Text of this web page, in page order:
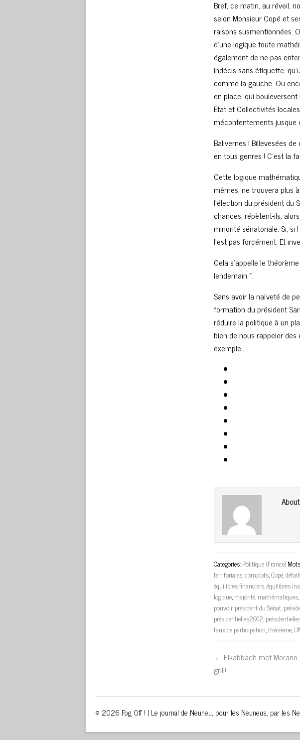
Bref, ce matin, au réveil,
selon Monsieur Copé et
raisons susmentionnées.
d’une logique toute
également de ne pas
indécis sans étiquette,
comme la gauche. Ou
en place, qui
Etat et Collectivités
mécontentements jusque
Balivernes ! Billevesées
en tous genres ! C’est la
Cette logique
mêmes, ne trouvera plus
l’élection du président du
chances, répètent-ils,
minorité sénatoriale. Si, si
l’est pas forcément. Et
Cela s’appelle le
lendemain ».
Sans avoir la naïveté de
formation du président
réduire la politique à un
bien de nous rappeler
exemple…
About
Categories:Politique (France)
territoriales,complots,Copé,
équilibres financiers,équilibres
logique,majorité,mathématiques,
pouvoir,président du Sénat,
présidentielles2002,
taux de participation,théorème,
← Elkabbach met Morano
grill!
© 2026 Fog Off ! | Le journal de Neuneu, pour les Neuneus, par les